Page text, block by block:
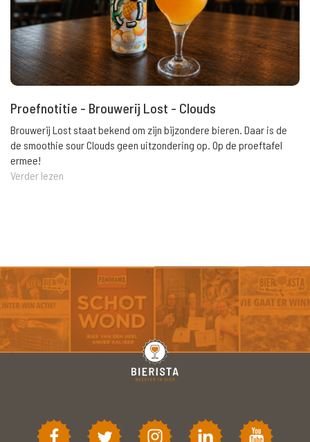
Proefnotitie - Brouwerij Lost - Clouds
Brouwerij Lost staat bekend om zijn bijzondere bieren. Daar is de
de smoothie sour Clouds geen uitzondering op. Op de proeftafel
ermee!
Verder lezen